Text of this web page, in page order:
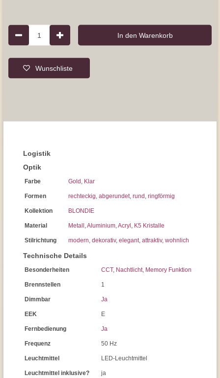
1 In den Warenkorb
Wunschliste
Logistik
Optik
Farbe Gold , Klar
Formen rechteckig, abgerundet, rund , ringförmig
Kollektion BLONDIE
Material Metall ,Aluminium,Acryl , K5 Kristalle
Stilrichtung modern, dekorativ, elegant, attraktiv, wohnlich
Technische Details
Besonderheiten CCT, Nachtlicht, Memory Funktion
Brennstellen 1
Dimmbar Ja
EEK E
Fernbedienung Ja
Frequenz 50 Hz
Leuchtmittel LED-Leuchtmittel
Leuchtmittel inklusive? ja